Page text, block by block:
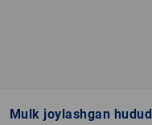
Mulk joylashgan hudud